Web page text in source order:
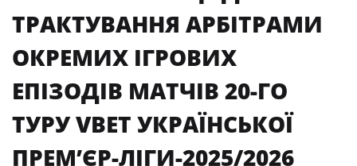
ТРАКТУВАННЯ АРБІТРАМИ
ОКРЕМИХ ІГРОВИХ
ЕПІЗОДІВ МАТЧІВ 20-ГО
ТУРУ VBET УКРАЇНСЬКОЇ
ПРЕМʼЄР-ЛІГИ-2025/2026